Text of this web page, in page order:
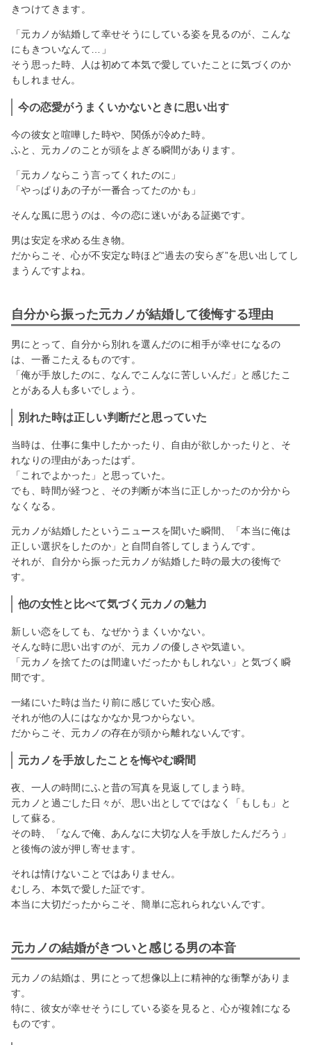
きつけてきます。
「元カノが結婚して幸せそうにしている姿を見るのが、こんな
にもきついなんて…」
そう思った時、人は初めて本気で愛していたことに気づくのか
もしれません。
今の恋愛がうまくいかないときに思い出す
今の彼女と喧嘩した時や、関係が冷めた時。
ふと、元カノのことが頭をよぎる瞬間があります。
「元カノならこう言ってくれたのに」
「やっぱりあの子が一番合ってたのかも」
そんな風に思うのは、今の恋に迷いがある証拠です。
男は安定を求める生き物。
だからこそ、心が不安定な時ほど“過去の安らぎ”を思い出してし
まうんですよね。
自分から振った元カノが結婚して後悔する理由
男にとって、自分から別れを選んだのに相手が幸せになるの
は、一番こたえるものです。
「俺が手放したのに、なんでこんなに苦しいんだ」と感じたこ
とがある人も多いでしょう。
別れた時は正しい判断だと思っていた
当時は、仕事に集中したかったり、自由が欲しかったりと、そ
れなりの理由があったはず。
「これでよかった」と思っていた。
でも、時間が経つと、その判断が本当に正しかったのか分から
なくなる。
元カノが結婚したというニュースを聞いた瞬間、「本当に俺は
正しい選択をしたのか」と自問自答してしまうんです。
それが、自分から振った元カノが結婚した時の最大の後悔で
す。
他の女性と比べて気づく元カノの魅力
新しい恋をしても、なぜかうまくいかない。
そんな時に思い出すのが、元カノの優しさや気遣い。
「元カノを捨てたのは間違いだったかもしれない」と気づく瞬
間です。
一緒にいた時は当たり前に感じていた安心感。
それが他の人にはなかなか見つからない。
だからこそ、元カノの存在が頭から離れないんです。
元カノを手放したことを悔やむ瞬間
夜、一人の時間にふと昔の写真を見返してしまう時。
元カノと過ごした日々が、思い出としてではなく「もしも」と
して蘇る。
その時、「なんで俺、あんなに大切な人を手放したんだろう」
と後悔の波が押し寄せます。
それは情けないことではありません。
むしろ、本気で愛した証です。
本当に大切だったからこそ、簡単に忘れられないんです。
元カノの結婚がきついと感じる男の本音
元カノの結婚は、男にとって想像以上に精神的な衝撃がありま
す。
特に、彼女が幸せそうにしている姿を見ると、心が複雑になる
ものです。